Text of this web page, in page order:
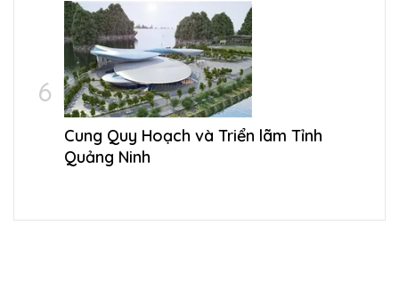
Cung Quy Hoạch và Triển lãm Tỉnh
Quảng Ninh